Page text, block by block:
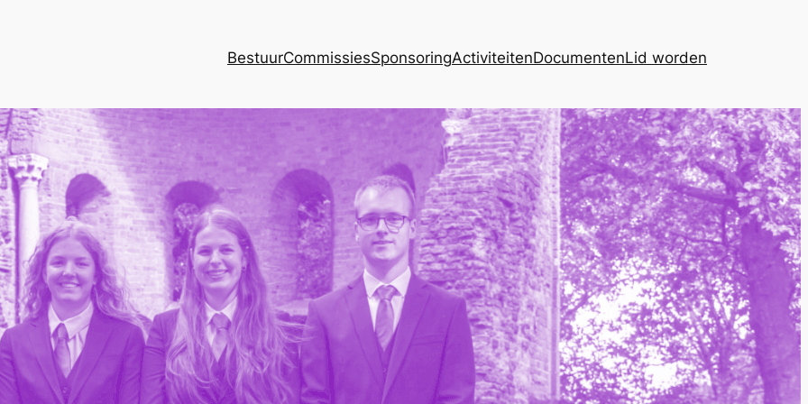
BestuurCommissiesSponsoringActiviteitenDocumentenLid worden